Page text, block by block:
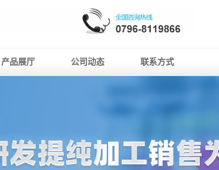
产品展厅 公司动态 联系方式